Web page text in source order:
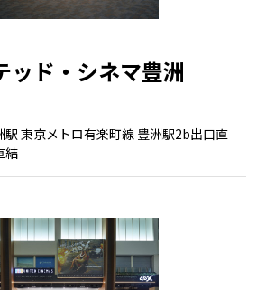
ッド・シネマ豊洲
東京メトロ有楽町線 豊洲駅2b出口直
結